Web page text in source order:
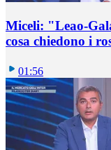
Miceli: "Leao-
cosa chiedono i
01:56